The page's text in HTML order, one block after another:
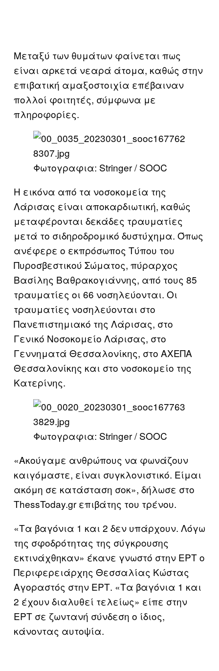
Μεταξύ των θυμάτων φαίνεται πως
είναι αρκετά νεαρά άτομα, καθώς στην
επιβατική αμαξοστοιχία επέβαιναν
πολλοί φοιτητές, σύμφωνα με
πληροφορίες.
Φωτογραφια: Stringer / SOOC
Η εικόνα από τα νοσοκομεία της
Λάρισας είναι αποκαρδιωτική, καθώς
μεταφέρονται δεκάδες τραυματίες
μετά το σιδηροδρομικό δυστύχημα. Όπως
ανέφερε ο εκπρόσωπος Τύπου του
Πυροσβεστικού Σώματος, πύραρχος
Βασίλης Βαθρακογιάννης, από τους 85
τραυματίες οι 66 νοσηλεύονται. Οι
τραυματίες νοσηλεύονται στο
Πανεπιστημιακό της Λάρισας, στο
Γενικό Νοσοκομείο Λάρισας, στο
Γεννηματά Θεσσαλονίκης, στο ΑΧΕΠΑ
Θεσσαλονίκης και στο νοσοκομείο της
Κατερίνης.
Φωτογραφια: Stringer / SOOC
«Ακούγαμε ανθρώπους να φωνάζουν
καιγόμαστε, είναι συγκλονιστικό. Είμαι
ακόμη σε κατάσταση σοκ», δήλωσε στο
ThessToday.gr επιβάτης του τρένου.
«Τα βαγόνια 1 και 2 δεν υπάρχουν. Λόγω
της σφοδρότητας της σύγκρουσης
εκτινάχθηκαν» έκανε γνωστό στην ΕΡΤ ο
Περιφερειάρχης Θεσσαλίας Κώστας
Αγοραστός στην ΕΡΤ. «Τα βαγόνια 1 και
2 έχουν διαλυθεί τελείως» είπε στην
ΕΡΤ σε ζωντανή σύνδεση ο ίδιος,
κάνοντας αυτοψία.